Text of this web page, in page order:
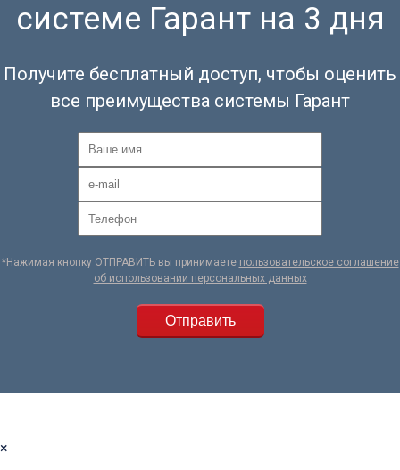
системе Гарант на 3 дня
Получите бесплатный доступ, чтобы оценить
все преимущества системы Гарант
*Нажимая кнопку ОТПРАВИТЬ вы принимаете пользовательское соглашение
об использовании персональных данных
×